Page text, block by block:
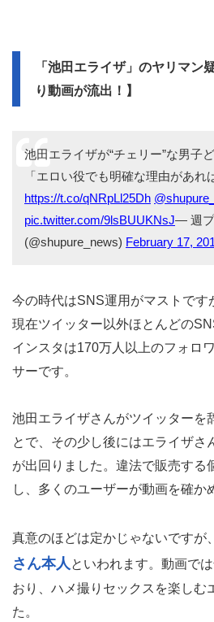
「池田エライザ」のヤリマン
り動画が流出！】
池田エライザが“チェリー”な男子
「エロい役でも明確な理由があれ
https://t.co/qNRpLl25Dh
pic.twitter.com/9lsBUUKNsJ— 週
(@shupure_news) February 17,
今の時代はSNS運用がマストです
現在ツイッター以外ほとんどの
インスタは170万人以上のフォロ
サーです。
池田エライザさんがツイッターを
とで、その少し後にはエライザさ
が出回りました。違法で販売する
し、多くのユーザーが動画を確か
真意のほどは定かじゃないですが、
さん本人といわれます。動画で
おり、ハメ撮りセックスを楽しむ
た。